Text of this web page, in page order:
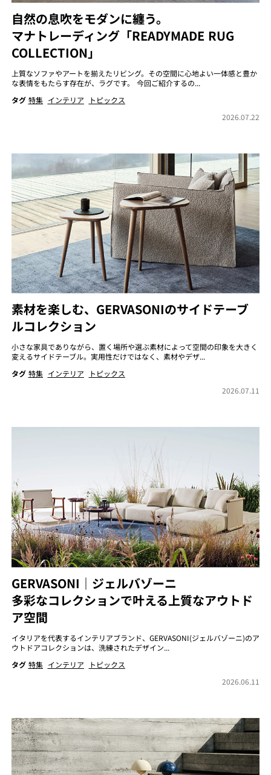
自然の息吹をモダンに纏う。
マナトレーディング「READYMADE RUG
COLLECTION」
上質なソファやアートを揃えたリビング。その空間に心地よい一体感と豊か
な表情をもたらす存在が、ラグです。 今回ご紹介するの...
タグ 特集 インテリア
トピックス
2026.07.22
素材を楽しむ、GERVASONIのサイドテーブ
ルコレクション
小さな家具でありながら、置く場所や選ぶ素材によって空間の印象を大きく
変えるサイドテーブル。実用性だけではなく、素材やデザ...
タグ 特集 インテリア
トピックス
2026.07.11
GERVASONI｜ジェルバゾーニ
多彩なコレクションで叶える上質なアウトド
ア空間
イタリアを代表するインテリアブランド、GERVASONI(ジェルバゾーニ)のア
ウトドアコレクションは、洗練されたデザイン...
タグ 特集 インテリア
トピックス
2026.06.11